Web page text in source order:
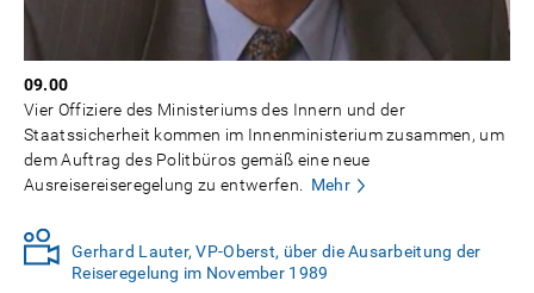
09.00
Vier Offiziere des Ministeriums des Innern und der
Staatssicherheit kommen im Innenministerium zusammen, um
dem Auftrag des Politbüros gemäß eine neue
Ausreisereiseregelung zu entwerfen.
Mehr
Gerhard Lauter, VP-Oberst, über die Ausarbeitung der
Reiseregelung im November 1989